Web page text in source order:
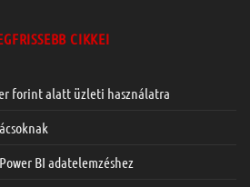
CIKKEI
forint alatt üzleti használatra
BI adatelemzéshez